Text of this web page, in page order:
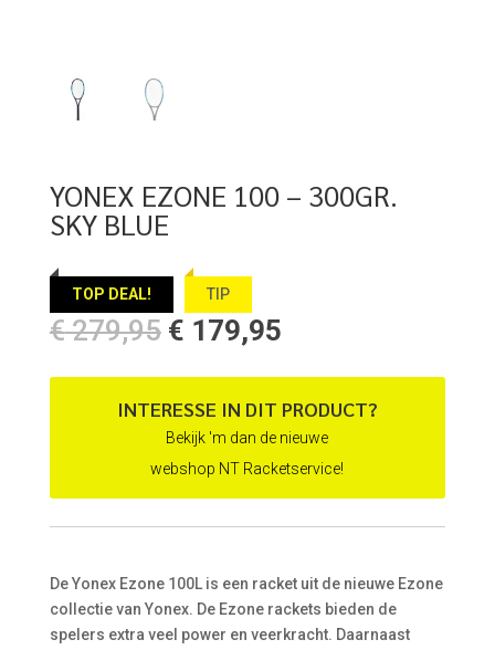
YONEX EZONE 100 – 300GR.
SKY BLUE
TOP DEAL! TIP
€279,95 Oorspronkelijke
was:
€ 279,95.
€ 179,95Huidige
is:
€ 179,95.
INTERESSE IN DIT PRODUCT?
Bekijk 'm dan de nieuwe
webshop NT Racketservice!
De Yonex Ezone 100L is een racket uit de nieuwe Ezone
collectie van Yonex. De Ezone rackets bieden de
spelers extra veel power en veerkracht. Daarnaast